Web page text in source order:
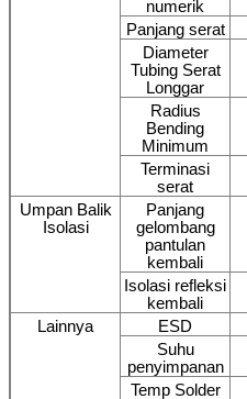
numerik
Panjang serat
Diameter
Tubing Serat
Longgar
Radius
Bending
Minimum
Terminasi
serat
Umpan Balik
Isolasi
Panjang
gelombang
pantulan
kembali
Isolasi refleksi
kembali
Lainnya ESD
Suhu
penyimpanan
Temp Solder